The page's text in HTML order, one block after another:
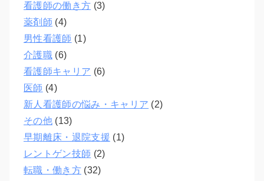
看護師の働き方 (3)
薬剤師 (4)
男性看護師 (1)
介護職(6)
看護師キャリア (6)
医師 (4)
新人看護師の悩み・キャリア (2)
その他(13)
早期離床・退院支援 (1)
レントゲン技師 (2)
転職・働き方(32)